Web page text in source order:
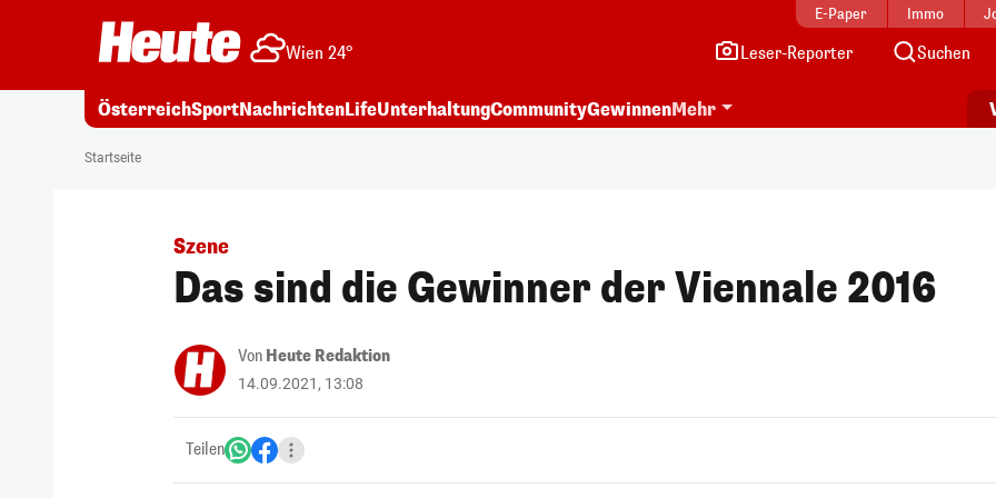
E-Paper Immo
Wien 24° Leser-Reporter Suchen
ÖsterreichSportNachrichtenLifeUnterhaltungCommunityGewinnenMehr
Startseite
Szene
Das sind die Gewinner der Viennale 2016
Von Heute Redaktion
14.09.2021, 13:08
Teilen